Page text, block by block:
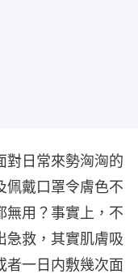
對日常來勢洶洶的
佩戴口罩令膚色不
無用？事實上，不
急救，其實肌膚吸
者一日内敷幾次面